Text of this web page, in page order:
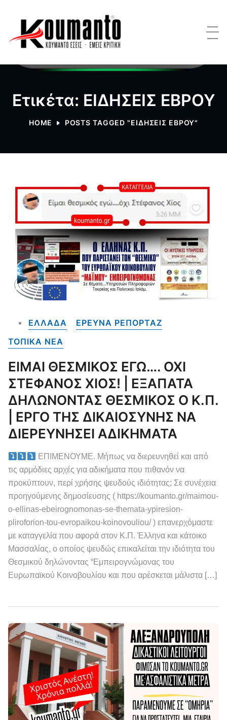
Ετικέτα: ΕΙΔΗΣΕΙΣ ΕΒΡΟΥ
HOME POSTS TAGGED "ΕΙΔΗΣΕΙΣ ΕΒΡΟΥ"
ΕΛΛΑΔΑ
ΕΡΕΥΝΑ ΡΕΠΟΡΤΑΖ
ΤΟΠΙΚΑ NEA
ΕΙΜΑΙ ΘΕΣΜΙΚΟΣ ΕΓΩ…. ΟΧΙ
ΣΤΕΦΑΝΟΣ ΧΙΟΣ! | ΕΞΑΠΑΤΑ
ΔΗΛΩΝΟΝΤΑΣ ΘΕΣΜΙΚΟΣ Ο Κ.Π.
| ΕΡΓΟ ΤΗΣ ΔΙΚΑΙΟΣΥΝΗΣ ΝΑ
ΔΙΕΡΕΥΝΗΣΕΙ ΑΔΙΚΗΜΑΤΑ
ΕΠΙΜΕΝΟΥΜΕ. Μήπως να διερευνηθεί και από
τις αρμόδιες αρχές για αδικήματα που πιθανόν να
προκύπτουν, περί χρήσης ψευδούς ιδιότητας; Σε συνέχεια
προηγούμενης δημοσίευσης ( https://koumanto.gr/maimou-
o-ellinas-ebeirognomonas-se-themata-ypiresion-
pliroforion-tou-evropaikou-koinovouliou/ ) επανερχόμαστε
με καταγγελία που αφορά στον Κ.Π. Έλληνα και κάτοικο
Μασσαλίας, ο οποίος ψευδώς επικαλείται την ιδιότητα του
Θεσμικού δηλώνοντας “Εμπειρογνώμονας του
Ευρωπαϊκού Κοινοβουλίου και που αρέσκεται μάλιστα […]